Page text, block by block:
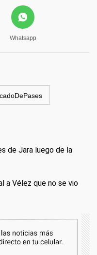
Whatsapp
de Jara luego de la
a Vélez que no se vio